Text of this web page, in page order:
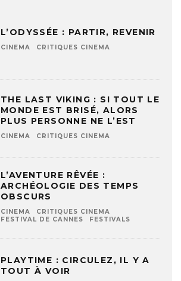
L’ODYSSÉE : PARTIR, REVENIR
CINEMA CRITIQUES CINEMA
THE LAST VIKING : SI TOUT LE
MONDE EST BRISÉ, ALORS
PLUS PERSONNE NE L’EST
CINEMA CRITIQUES CINEMA
L’AVENTURE RÊVÉE :
ARCHÉOLOGIE DES TEMPS
OBSCURS
CINEMA
CRITIQUES CINEMA
FESTIVAL DE CANNES
FESTIVALS
PLAYTIME : CIRCULEZ, IL Y A
TOUT À VOIR